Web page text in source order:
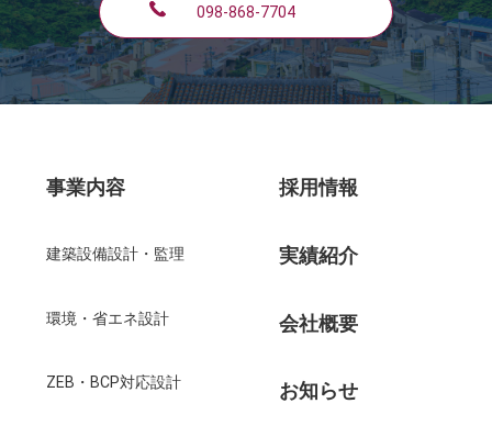
098-868-7704
事業内容
建築設備設計・監理
環境・省エネ設計
ZEB・BCP対応設計
採用情報
実績紹介
会社概要
お知らせ